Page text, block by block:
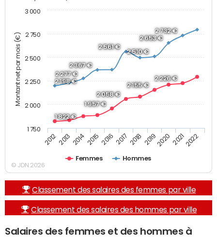
Montant net par mois (€)
1 822 €
1 957 €
2 058 €
2 155 €
2 226 €
2 198 €
2 277 €
2 367 €
2 561 €
2 510 €
2 653 €
2 732 €
Femmes Hommes
2012 2013 2014 2015 2016 2017 2018 20192020 20212022
1 750
2 000
2 250
2 500
2 750
3 000
© JDN 2026
Classement des salaires des femmes par ville
Classement des salaires des hommes par ville
Salaires des femmes et des hommes à